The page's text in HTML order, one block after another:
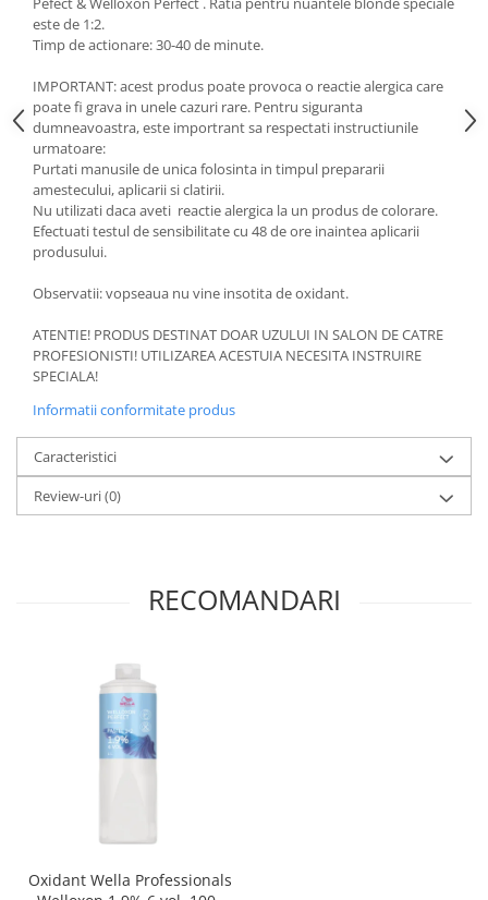
este de 1:2.
Timp de actionare: 30-40 de minute.
IMPORTANT: acest produs poate provoca o reactie alergica care
poate fi grava in unele cazuri rare. Pentru siguranta
dumneavoastra, este importrant sa respectati instructiunile
urmatoare:
Purtati manusile de unica folosinta in timpul prepararii
amestecului, aplicarii si clatirii.
Nu utilizati daca aveti reactie alergica la un produs de colorare.
Efectuati testul de sensibilitate cu 48 de ore inaintea aplicarii
produsului.
Observatii: vopseaua nu vine insotita de oxidant.
ATENTIE! PRODUS DESTINAT DOAR UZULUI IN SALON DE CATRE
PROFESIONISTI! UTILIZAREA ACESTUIA NECESITA INSTRUIRE
SPECIALA!
Informatii conformitate produs
Caracteristici
Review-uri(0)
RECOMANDARI
Oxidant Wella Professionals